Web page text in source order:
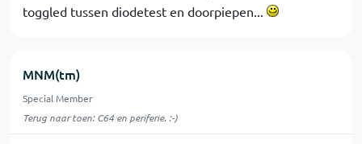
toggled tussen diodetest en doorpiepen...
MNM(tm)
Special Member
Terug naar toen: C64 en periferie. :-)